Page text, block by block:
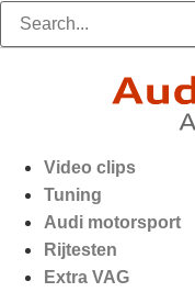
Video clips
Tuning
Audi motorsport
Rijtesten
Extra VAG